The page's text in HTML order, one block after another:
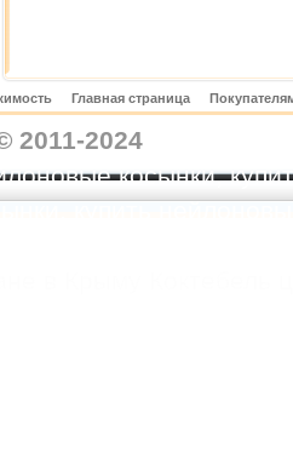
Главная страница
2011-2024
косынки,
купить